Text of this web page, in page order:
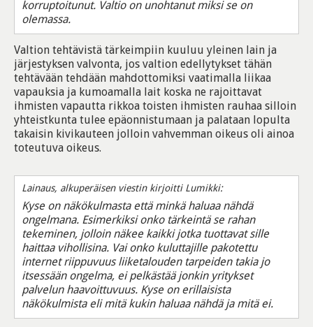
korruptoitunut. Valtio on unohtanut miksi se on
olemassa.
Valtion tehtävistä tärkeimpiin kuuluu yleinen lain ja
järjestyksen valvonta, jos valtion edellytykset tähän
tehtävään tehdään mahdottomiksi vaatimalla liikaa
vapauksia ja kumoamalla lait koska ne rajoittavat
ihmisten vapautta rikkoa toisten ihmisten rauhaa silloin
yhteistkunta tulee epäonnistumaan ja palataan lopulta
takaisin kivikauteen jolloin vahvemman oikeus oli ainoa
toteutuva oikeus.
Lainaus, alkuperäisen viestin kirjoitti Lumikki:
Kyse on näkökulmasta että minkä haluaa nähdä
ongelmana. Esimerkiksi onko tärkeintä se rahan
tekeminen, jolloin näkee kaikki jotka tuottavat sille
haittaa vihollisina. Vai onko kuluttajille pakotettu
internet riippuvuus liiketalouden tarpeiden takia jo
itsessään ongelma, ei pelkästää jonkin yritykset
palvelun haavoittuvuus. Kyse on erillaisista
näkökulmista eli mitä kukin haluaa nähdä ja mitä ei.